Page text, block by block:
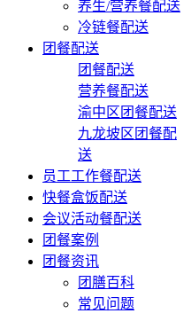
养生/营养餐配送
冷链餐配送
团餐配送
团餐配送
营养餐配送
渝中区团餐配送
九龙坡区团餐配
送
员工工作餐配送
快餐盒饭配送
会议活动餐配送
团餐案例
团餐资讯
团膳百科
常见问题